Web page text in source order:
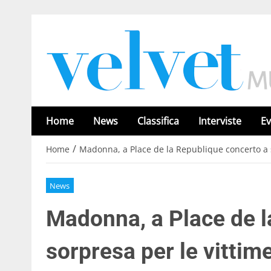
Home News Classifica Interviste
Home / Madonna, a Place de la Republique concerto
News
Madonna, a Place de
sorpresa per le